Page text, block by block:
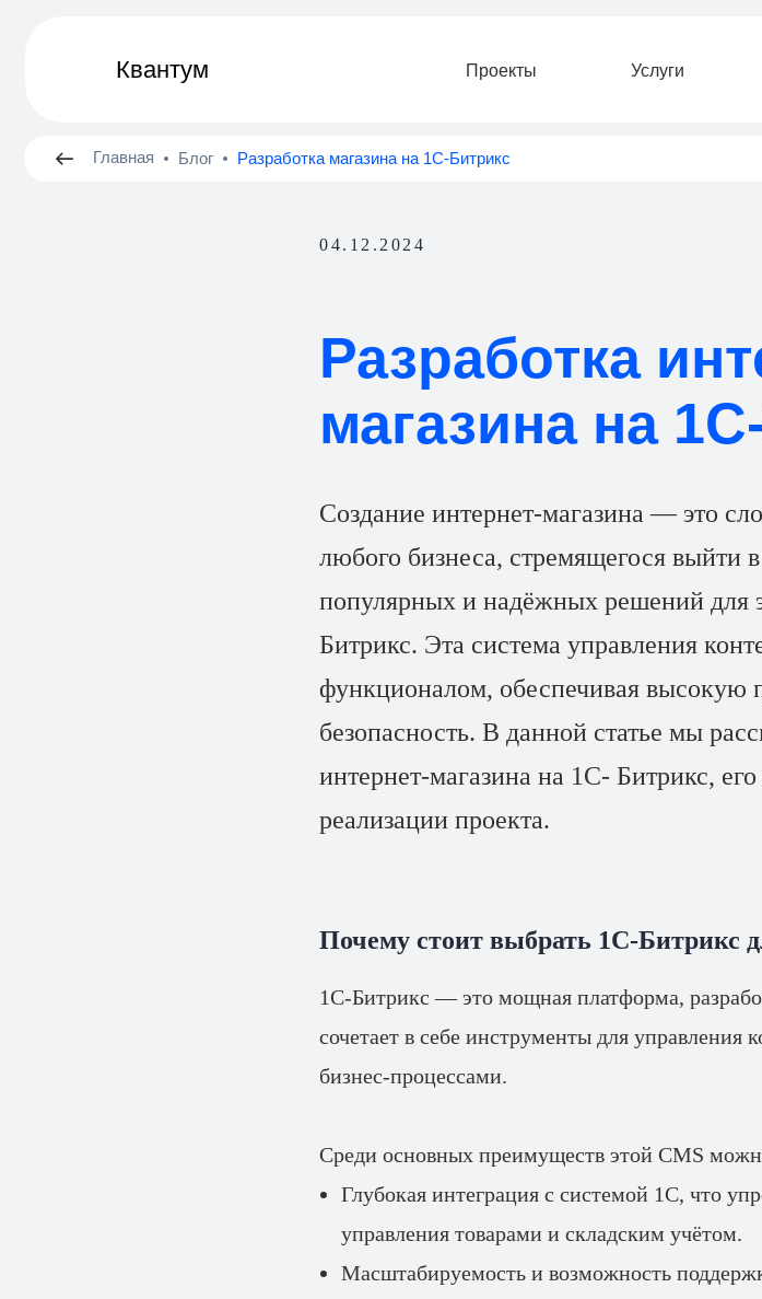
О
ㅤПроекты
Квантум
04.12.2024
Разработка
магазина на
Создание интернет-магазина — это
любого бизнеса, стремящегося выйти
популярных и надёжных решений для
Битрикс. Эта система управления
функционалом, обеспечивая высокую
безопасность. В данной статье мы
интернет-магазина на 1С- Битрикс,
реализации проекта.
Почему стоит выбрать 1С-Битрикс
1С-Битрикс — это мощная платформа,
сочетает в себе инструменты для
бизнес-процессами.
Среди основных преимуществ этой CMS
Глубокая интеграция с системой 1С, что
управления товарами и складским учётом.
Масштабируемость и возможность